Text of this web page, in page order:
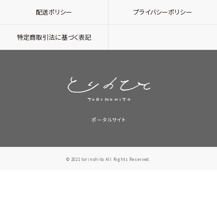
配送ポリシー プライバシーポリシー
特定商取引法に基づく表記
ポータルサイト
© 2021 torinohito All Rights Reserved.